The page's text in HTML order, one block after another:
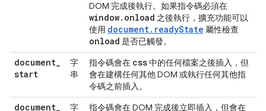
DOM 完成後執行。如果指令碼必須在
window. onload 之後執行，擴充功能可以
使用 document.readyState 屬性檢查
onload 是否已觸發。
document_
start
字
串
指令碼會在 css中的任何檔案之後插入，但
會在建構任何其他 DOM 或執行任何其他指
令碼之前插入。
document_
字
指令碼會在 DOM 完成後立即插入，但會在